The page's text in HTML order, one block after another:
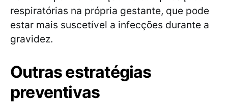
respiratórias na própria gestante, que pode
estar mais suscetível a infecções durante a
gravidez.
Outras estratégias
preventivas